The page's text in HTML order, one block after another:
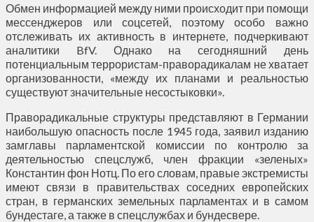
Обмен информацией между ними происходит при помощи
мессенджеров или соцсетей, поэтому особо важно
отслеживать их активность в интернете, подчеркивают
аналитики BfV. Однако на сегодняшний день
потенциальным террористам-праворадикалам не хватает
организованности, «между их планами и реальностью
существуют значительные несостыковки».
Праворадикальные структуры представляют в Германии
наибольшую опасность после 1945 года, заявил изданию
замглавы парламентской комиссии по контролю за
деятельностью спецслужб, член фракции «зеленых»
Константин фон Нотц. По его словам, правые экстремисты
имеют связи в правительствах соседних европейских
стран, в германских земельных парламентах и в самом
бундестаге, а также в спецслужбах и бундесвере.